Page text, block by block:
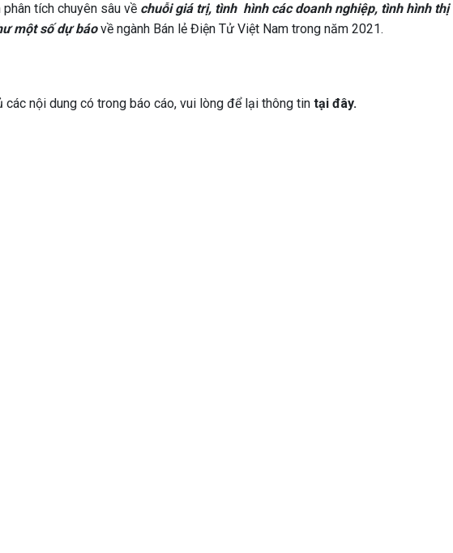
tích chuyên sâu về chuỗi giá trị, tình hình các doanh nghiệp, tình hình thị
một số dự báovề ngành Bán lẻ Điện Tử Việt Nam trong năm 2021.
các nội dung có trong báo cáo, vui lòng để lại thông tin tại đây.